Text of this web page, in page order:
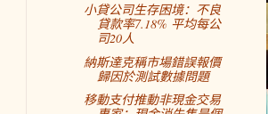
小貸公司生存困境：不良
貸款率7.18% 平均每公
司20人
納斯達克稱市場錯誤報價
歸因於測試數據問題
移動支付推動非現金交易